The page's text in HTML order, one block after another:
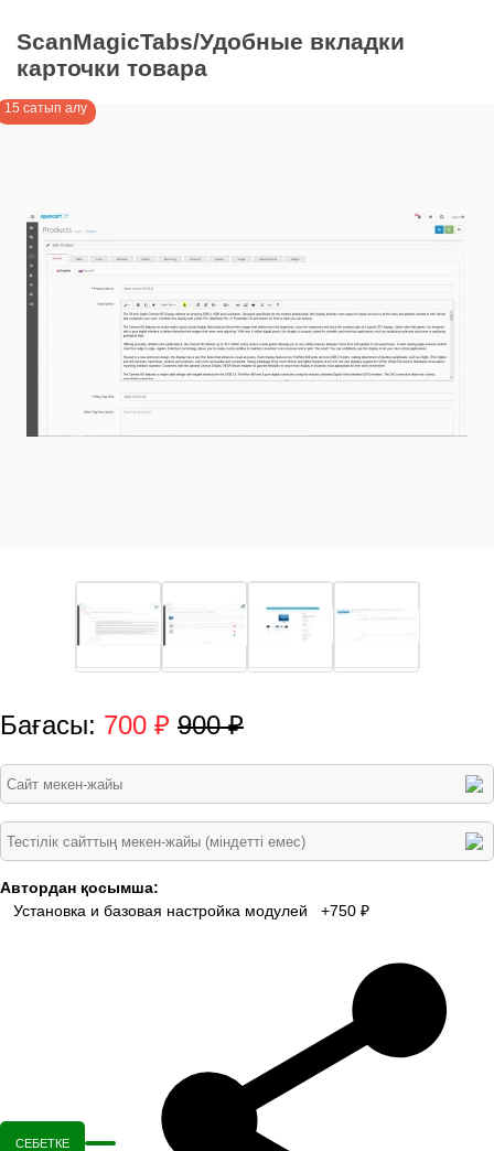
ScanMagicTabs/Удобные вкладки
карточки товара
15 сатып алу
Бағасы: 700 ₽ 900 ₽
Автордан қосымша:
Установка и базовая настройка модулей +750 ₽
СЕБЕТКЕ